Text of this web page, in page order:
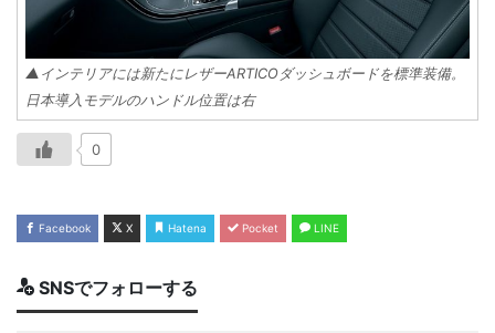
▲インテリアには新たにレザーARTICOダッシュボードを標準装備。
日本導入モデルのハンドル位置は右
0
Facebook X Hatena Pocket LINE
SNSでフォローする